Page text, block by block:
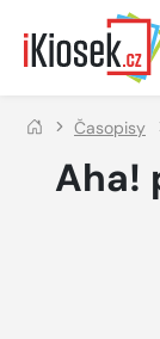
Přejít na hlavní
Časopisy
Aha!